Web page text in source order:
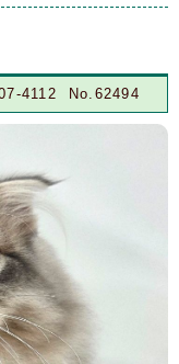
4112 No.62494